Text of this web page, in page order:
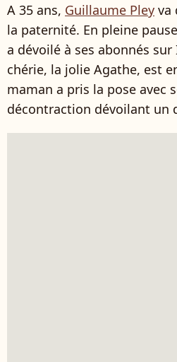
A 35 ans, Guillaume Pley va
la paternité. En pleine
a dévoilé à ses abonnés
chérie, la jolie Agathe, est
maman a pris la pose avec
décontraction dévoilant un